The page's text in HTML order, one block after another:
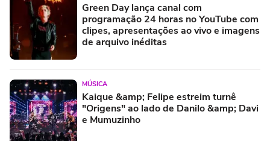
Green Day lança canal com
programação 24 horas no YouTube com
clipes, apresentações ao vivo e imagens
de arquivo inéditas
MÚSICA
Kaique &amp; Felipe estreim turnê
"Origens" ao lado de Danilo &amp; Davi
e Mumuzinho